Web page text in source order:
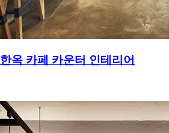
옥 카페 카운터 인테리어